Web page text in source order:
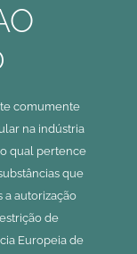
comumente
na indústria
qual pertence
que
a autorização
de
Europeia de